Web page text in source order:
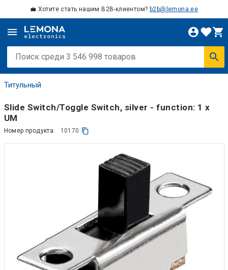
💼 Хотите стать нашим B2B-клиентом? b2b@lemona.ee
Титульный
Slide Switch/Toggle Switch, silver - function: 1 x
UM
Номер продукта: 10170